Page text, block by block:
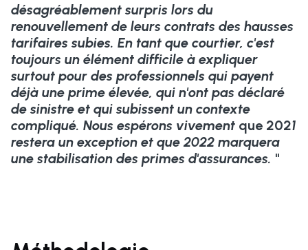
désagréablement surpris lors du
renouvellement de leurs contrats des hausses
tarifaires subies. En tant que courtier, c'est
toujours un élément difficile à expliquer
surtout pour des professionnels qui payent
déjà une prime élevée, qui n'ont pas déclaré
de sinistre et qui subissent un contexte
compliqué. Nous espérons vivement que 2021
restera un exception et que 2022 marquera
une stabilisation des primes d'assurances. "